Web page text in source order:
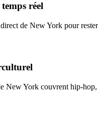
réel
de New York pour
New York couvrent hip-